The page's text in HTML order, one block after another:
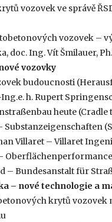
vozovek ve správě
vozovek –
doc. Ing. Vít Šmilauer,
vozovky
budoucnosti
h. Rupert
heute
Substanzeigenschaften
Villaret – Villaret
– Bundesanstalt für
– nové technologie a
krytů vozovek